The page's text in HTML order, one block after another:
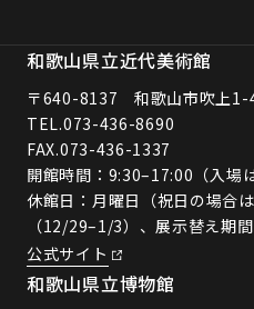
和歌山県立近代美術館
〒640-8137 和歌山市吹上1-
TEL.073-436-8690
FAX.073-436-1337
開館時間：9:30–17:00（入場
休館日：月曜日（祝日の場合
（12/29–1/3）、展示替え期間
公式サイト
和歌山県立博物館